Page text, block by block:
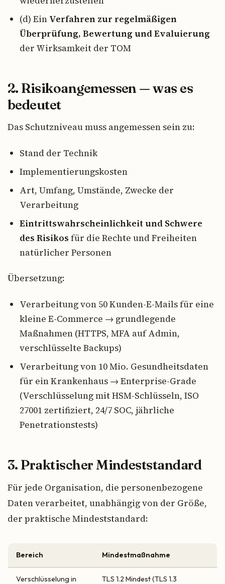
(d) Ein Verfahren zur regelmäßigen
Überprüfung, Bewertung und Evaluierung
der Wirksamkeit der TOM
2. Risikoangemessen — was es
bedeutet
Das Schutzniveau muss angemessen sein zu:
Stand der Technik
Implementierungskosten
Art, Umfang, Umstände, Zwecke der
Verarbeitung
Eintrittswahrscheinlichkeit und Schwere
des Risikos für die Rechte und Freiheiten
natürlicher Personen
Übersetzung:
Verarbeitung von 50 Kunden-E-Mails für eine
kleine E-Commerce → grundlegende
Maßnahmen (HTTPS, MFA auf Admin,
verschlüsselte Backups)
Verarbeitung von 10 Mio. Gesundheitsdaten
für ein Krankenhaus → Enterprise-Grade
(Verschlüsselung mit HSM-Schlüsseln, ISO
27001 zertifiziert, 24/7 SOC, jährliche
Penetrationstests)
3. Praktischer Mindeststandard
Für jede Organisation, die personenbezogene
Daten verarbeitet, unabhängig von der Größe,
der praktische Mindeststandard:
Bereich Mindestmaßnahme
Verschlüsselung in
TLS 1.2 Mindest (TLS 1.3